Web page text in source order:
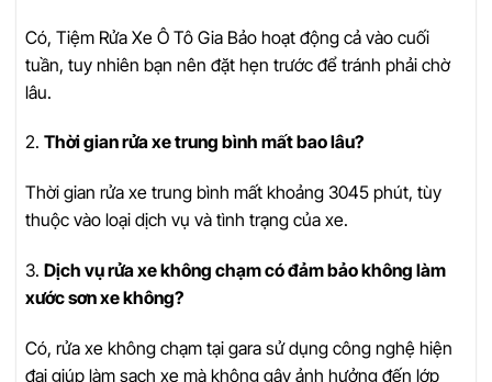
Có, Tiệm Rửa Xe Ô Tô Gia Bảo hoạt động cả vào cuối
tuần, tuy nhiên bạn nên đặt hẹn trước để tránh phải chờ
lâu.
2. Thời gian rửa xe trung bình mất bao lâu?
Thời gian rửa xe trung bình mất khoảng 3045 phút, tùy
thuộc vào loại dịch vụ và tình trạng của xe.
3. Dịch vụ rửa xe không chạm có đảm bảo không làm
xước sơn xe không?
Có, rửa xe không chạm tại gara sử dụng công nghệ hiện
đại giúp làm sạch xe mà không gây ảnh hưởng đến lớp